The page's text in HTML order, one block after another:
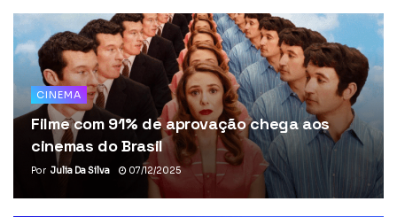
CINEMA
Filme com 91% de aprovação chega aos
cinemas do Brasil
Por Julia Da Silva 07/12/2025